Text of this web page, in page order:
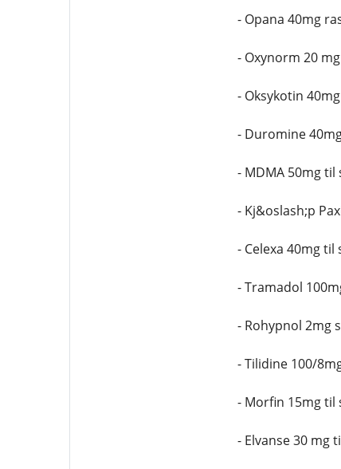
- Opana 40mg
- Oxynorm 20
- Oksykotin
- Duromine
- MDMA 50mg til
- Kj&oslash;p
- Celexa 40mg til
- Tramadol
- Rohypnol 2mg
- Tilidine 100/
- Morfin 15mg til
- Elvanse 30 mg